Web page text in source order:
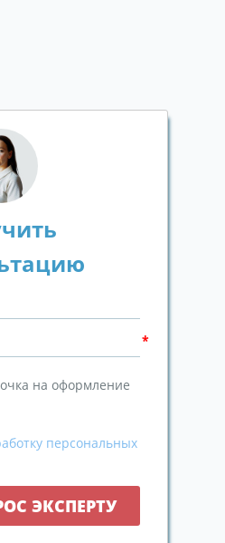
на оформление
персональных